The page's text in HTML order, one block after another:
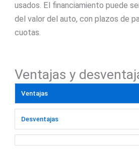
usados. El financiamiento puede
del valor del auto, con plazos de
cuotas.
Ventajas y
Ventajas
Desventajas